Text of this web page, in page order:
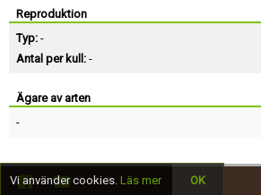
Reproduktion
Typ: -
Antal per kull: -
Ägare av arten
-
Vi använder cookies. Läs mer OK